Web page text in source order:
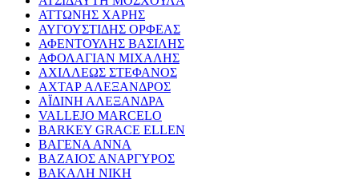
ΑΤΤΩΝΗΣ ΧΑΡΗΣ
ΑΥΓΟΥΣΤΙΔΗΣ ΟΡΦΕΑΣ
ΑΦΕΝΤΟΥΛΗΣ ΒΑΣΙΛΗΣ
ΑΦΟΛΑΓΙΑΝ ΜΙΧΑΛΗΣ
ΑΧΙΛΛΕΩΣ ΣΤΕΦΑΝΟΣ
ΑΧΤΑΡ ΑΛΕΞΑΝΔΡΟΣ
ΑΪΔΙΝΗ ΑΛΕΞΑΝΔΡΑ
VALLEJO MARCELO
BARKEY GRACE ELLEN
ΒΑΓΕΝΑ ΑΝΝΑ
ΒΑΖΑΙΟΣ ΑΝΑΡΓΥΡΟΣ
ΒΑΚΑΛΗ ΝΙΚΗ